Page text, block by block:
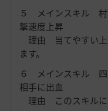
５ メインスキル
撃速度上昇
理由 当てやすい上
ます。
６ メインスキル
相手に出血
理由 このスキルに